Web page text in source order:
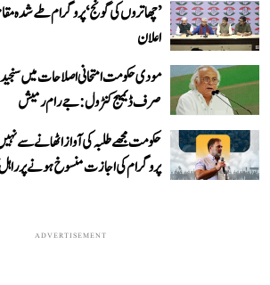
’چھاتروں کی گونج‘ پروگرام طے شدہ
اعلان
مودی حکومت امتحانی اصلاحات میں
صرف ڈیمیج کنٹرول: جے رام رمیش
حکومت مجھے طلبہ کی آواز اٹھانے سے
پروگرام کی اجازت منسوخ ہونے پر
ADVERTISEMENT